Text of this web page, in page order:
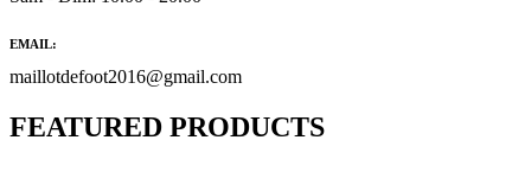
EMAIL:
maillotdefoot2016@gmail.com
FEATURED PRODUCTS